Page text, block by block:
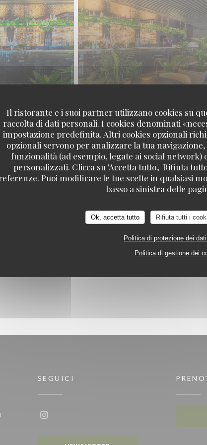
Il ristorante e i suoi partner utilizzano cookies su
raccolta di dati personali. I cookies denominati
impostazione predefinita. Altri cookies opzionali
opzionali servono per analizzare la tua
funzionalità (ad esempio, legate ai social network)
personalizzati. Clicca su 'Accetta tutto', 'Rifiuta
Puoi modificare le tue scelte in qualsiasi
basso a sinistra delle
Ok, accetta tutto Rifiuta tutti i
Politica di protezione dei
Politica di gestione dei
SEGUICI